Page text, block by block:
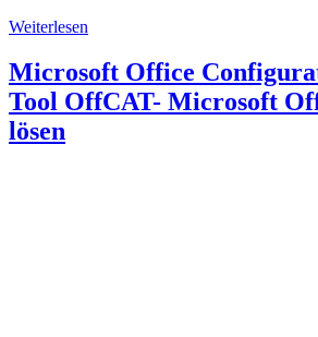
Weiterlesen
Microsoft Office
Tool OffCAT- Microsoft
lösen